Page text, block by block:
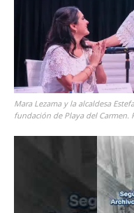
Mara Lezama y la alcaldesa
fundación de Playa del Carmen.